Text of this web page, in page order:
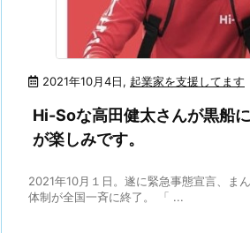
2021年10月4日, 起業家を支援してます
Hi-Soな高田健太さんが黒船
が楽しみです。
2021年10月１日。遂に緊急事態宣言、ま
体制が全国一斉に終了。 「 ...